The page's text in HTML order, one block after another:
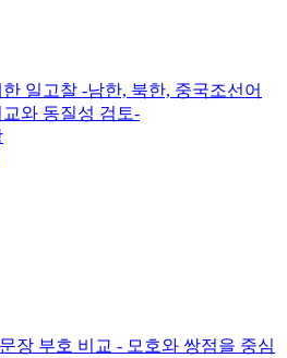
일고찰 -남한, 북한, 중국조선어
와 동질성 검토-
장 부호 비교 - 모호와 쌍점을 중심